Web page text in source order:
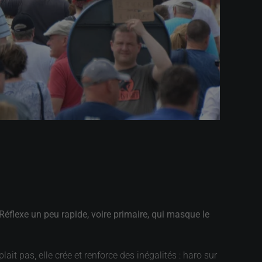
un peu rapide, voire primaire, qui masque le
pas, elle crée et renforce des inégalités : haro sur